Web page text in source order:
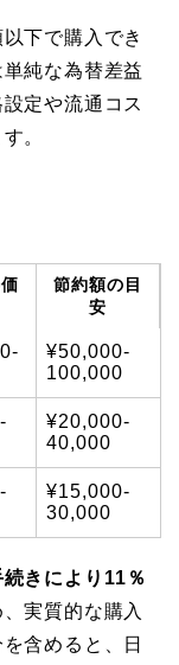
下で購入でき
純な為替差益
定や流通コス
。
節約額の目
安
¥50,000-
100,000
¥20,000-
40,000
¥15,000-
30,000
きにより11％
実質的な購入
含めると、日